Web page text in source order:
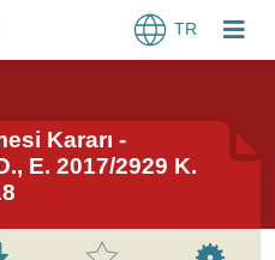
TR
Kararı -
E. 2017/2929 K.